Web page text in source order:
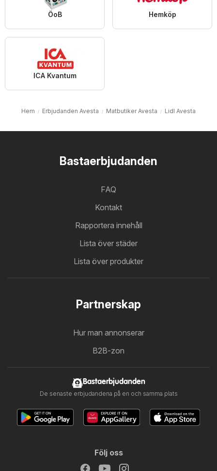
ÖoB Hemköp
ICA Kvantum
Hem Erbjudanden Avesta Matbutiker Avesta Lidl Avesta
Bastaerbjudanden
FAQ
Kontakt
Rapportera innehåll
Lista över städer
Lista över produkter
Partnerskap
Hur man annonserar
B2B-zon
Bastaerbjudanden
De senaste erbjudandena på en och samma plats
Följ oss